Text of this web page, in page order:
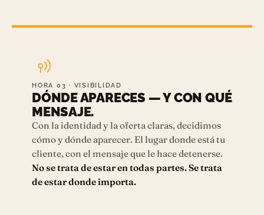
HORA 03 · VISIBILIDAD
DÓNDE APARECES — Y CON QUÉ
MENSAJE.
Con la identidad y la oferta claras, decidimos
cómo y dónde aparecer. El lugar donde está tu
cliente, con el mensaje que le hace detenerse.
No se trata de estar en todas partes. Se trata
de estar donde importa.